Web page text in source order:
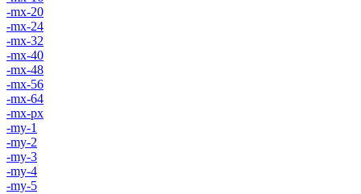
-mx-20
-mx-24
-mx-32
-mx-40
-mx-48
-mx-56
-mx-64
-mx-px
-my-1
-my-2
-my-3
-my-4
-my-5